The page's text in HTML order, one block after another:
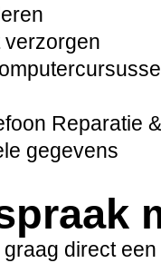
verzorgen
Reparatie
gegevens
graag direct